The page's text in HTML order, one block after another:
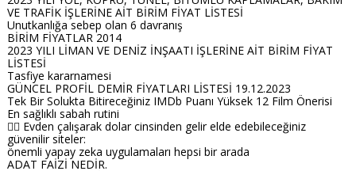
VE TRAFİK İŞLERİNE AİT BİRİM FİYAT LİSTESİ
Unutkanlığa sebep olan 6 davranış
BİRİM FİYATLAR 2014
2023 YILI LİMAN VE DENİZ İNŞAATI İŞLERİNE AİT BİRİM FİYAT
LİSTESİ
Tasfiye kararnamesi
GÜNCEL PROFİL DEMİR FİYATLARI LİSTESİ 19.12.2023
Tek Bir Solukta Bitireceğiniz IMDb Puanı Yüksek 12 Film Önerisi
En sağlıklı sabah rutini
👉🏻 Evden çalışarak dolar cinsinden gelir elde edebileceğiniz
güvenilir siteler:
önemli yapay zeka uygulamaları hepsi bir arada
ADAT FAİZİ NEDİR.